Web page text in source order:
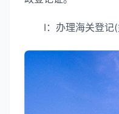
I：办理海关登记(